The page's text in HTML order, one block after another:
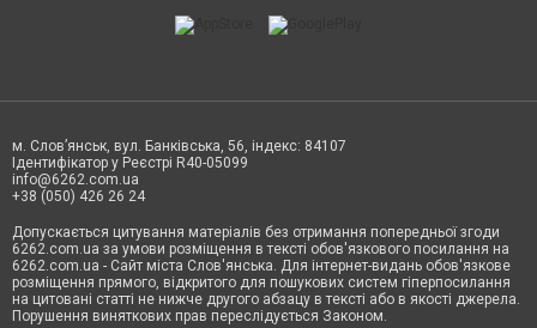
м. Слов’янськ, вул. Банківська, 56, індекс: 84107
Ідентифікатор у Реєстрі R40-05099
info@6262.com.ua
+38 (050) 426 26 24
Допускається цитування матеріалів без отримання попередньої згоди
6262.com.ua за умови розміщення в тексті обов'язкового посилання на
6262.com.ua - Сайт міста Слов'янська. Для інтернет-видань обов'язкове
розміщення прямого, відкритого для пошукових систем гіперпосилання
на цитовані статті не нижче другого абзацу в тексті або в якості джерела.
Порушення виняткових прав переслідується Законом.